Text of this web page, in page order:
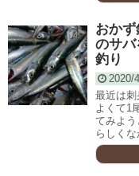
おか
のサ
釣り
2020/
最近は刺
よくて1
てみよ
らしく